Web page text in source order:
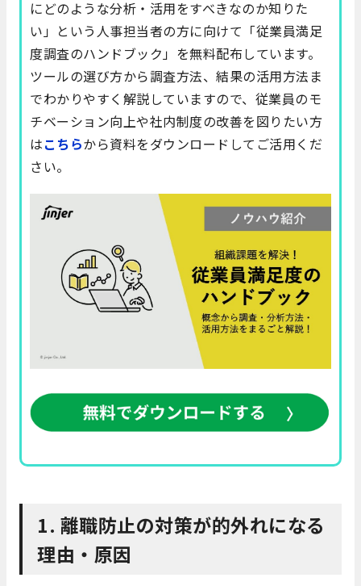
にどのような分析・活用をすべきなのか知りた
い」という人事担当者の方に向けて「従業員満足
度調査のハンドブック」を無料配布しています。
ツールの選び方から調査方法、結果の活用方法ま
でわかりやすく解説していますので、従業員のモ
チベーション向上や社内制度の改善を図りたい方
はこちらから資料をダウンロードしてご活用くだ
さい。
1. 離職防止の対策が的外れになる
理由・原因